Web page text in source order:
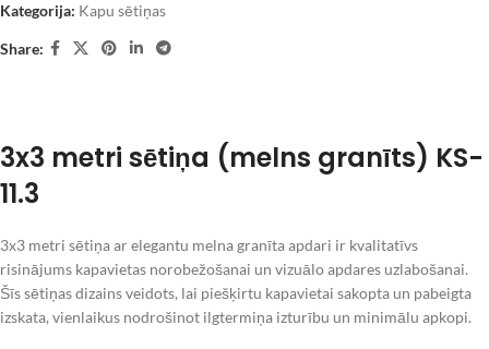
Kategorija: Kapu sētiņas
Share:
3x3 metri sētiņa (melns granīts) KS-
11.3
3x3 metri sētiņa ar elegantu melna granīta apdari ir kvalitatīvs
risinājums kapavietas norobežošanai un vizuālo apdares uzlabošanai.
Šīs sētiņas dizains veidots, lai piešķirtu kapavietai sakopta un pabeigta
izskata, vienlaikus nodrošinot ilgtermiņa izturību un minimālu apkopi.